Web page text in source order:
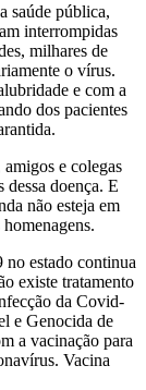
saúde pública,
interrompidas
milhares de
o vírus.
e com a
dos pacientes
e colegas
doença. E
não esteja em
no estado continua
existe tratamento
da Covid-
e Genocida de
a vacinação para
Vacina